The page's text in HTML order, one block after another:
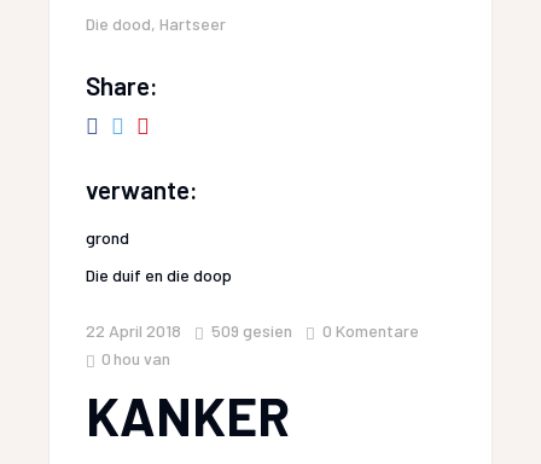
Die dood, Hartseer
Share:
verwante:
grond
Die duif en die doop
22 April 2018 509 gesien
0 Komentare
0 hou van
KANKER